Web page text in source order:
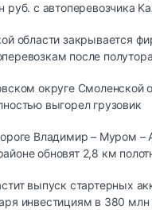
руб. с автоперевозчика
области закрывается
после
округе Смоленской
выгорел грузовик
Владимир – Муром –
обновят 2,8 км
выпуск стартерных
инвестициям в 380 млн